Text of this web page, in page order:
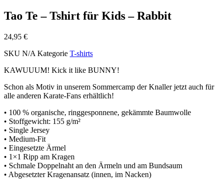
Tao Te – Tshirt für Kids – Rabbit
24,95 €
SKU N/A Kategorie T-shirts
KAWUUUM! Kick it like BUNNY!
Schon als Motiv in unserem Sommercamp der Knaller jetzt auch für
alle anderen Karate-Fans erhältlich!
• 100 % organische, ringgesponnene, gekämmte Baumwolle
• Stoffgewicht: 155 g/m²
• Single Jersey
• Medium-Fit
• Eingesetzte Ärmel
• 1×1 Ripp am Kragen
• Schmale Doppelnaht an den Ärmeln und am Bundsaum
• Abgesetzter Kragenansatz (innen, im Nacken)